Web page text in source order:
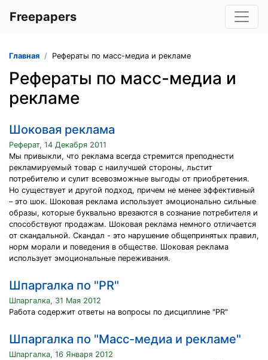
Freepapers
Главная Рефераты по масс-медиа и рекламе
Рефераты по масс-медиа и
рекламе
Шоковая реклама
Реферат, 14 Декабря 2011
Мы привыкли, что реклама всегда стремится преподнести
рекламируемый товар с наилучшей стороны, льстит
потребителю и сулит всевозможные выгоды от приобретения.
Но существует и другой подход, причем не менее эффективный
– это шок. Шоковая реклама использует эмоционально сильные
образы, которые буквально врезаются в сознание потребителя и
способствуют продажам. Шоковая реклама немного отличается
от скандальной. Скандал - это нарушение общепринятых правил,
норм морали и поведения в обществе. Шоковая реклама
использует эмоциональные переживания.
Шпаргалка по "PR"
Шпаргалка, 31 Мая 2012
Работа содержит ответы на вопросы по дисциплине "PR"
Шпаргалка по "Масс-медиа и рекламе"
Шпаргалка, 16 Января 2012